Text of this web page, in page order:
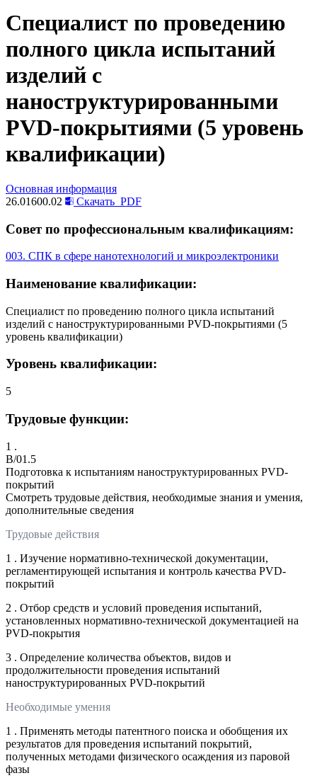
Специалист по проведению
полного цикла испытаний
изделий с
наноструктурированными
PVD-покрытиями (5 уровень
квалификации)
Основная информация
26.01600.02
Скачать PDF
Совет по профессиональным квалификациям:
003. СПК в сфере нанотехнологий и микроэлектроники
Наименование квалификации:
Специалист по проведению полного цикла испытаний
изделий с наноструктурированными PVD-покрытиями (5
уровень квалификации)
Уровень квалификации:
5
Трудовые функции:
1 .
B/01.5
Подготовка к испытаниям наноструктурированных PVD-
покрытий
Смотреть трудовые действия, необходимые знания и умения,
дополнительные сведения
Трудовые действия
1 . Изучение нормативно-технической документации,
регламентирующей испытания и контроль качества PVD-
покрытий
2 . Отбор средств и условий проведения испытаний,
установленных нормативно-технической документацией на
PVD-покрытия
3 . Определение количества объектов, видов и
продолжительности проведения испытаний
наноструктурированных PVD-покрытий
Необходимые умения
1 . Применять методы патентного поиска и обобщения их
результатов для проведения испытаний покрытий,
полученных методами физического осаждения из паровой
фазы